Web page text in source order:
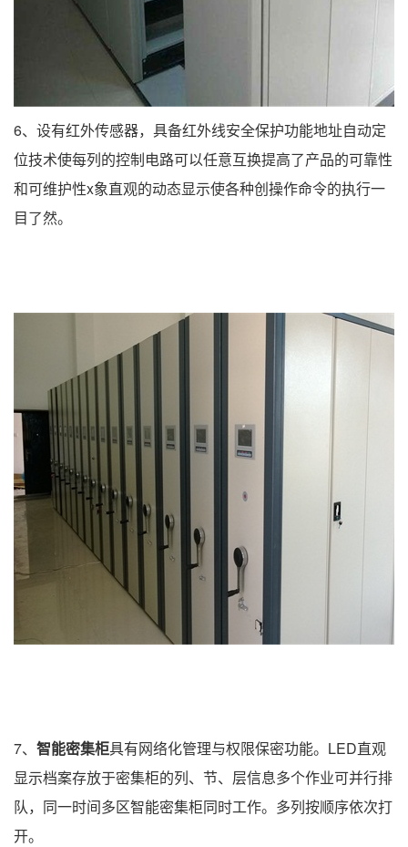
6、设有红外传感器，具备红外线安全保护功能地址自动定
位技术使每列的控制电路可以任意互换提高了产品的可靠性
和可维护性x象直观的动态显示使各种创操作命令的执行一
目了然。
7、 智能密集柜具有网络化管理与权限保密功能。 LED直观
显示档案存放于密集柜的列、节、层信息多个作业可并行排
队，同一时间多区智能密集柜同时工作。 多列按顺序依次打
开。